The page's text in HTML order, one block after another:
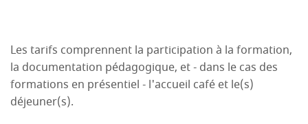
Les tarifs comprennent la participation à la formation,
la documentation pédagogique, et - dans le cas des
formations en présentiel - l'accueil café et le(s)
déjeuner(s).